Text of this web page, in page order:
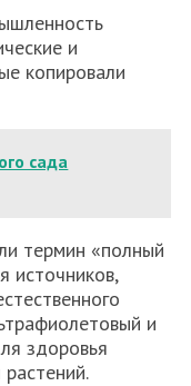
и
копировали
сада
термин «полный
источников,
и
здоровья